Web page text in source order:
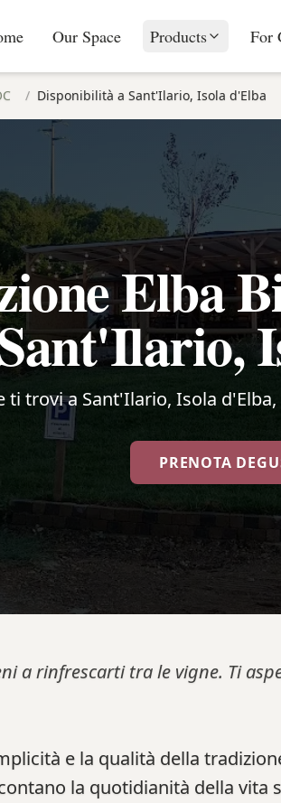
Our Space Products For
/ Disponibilità a Sant'Ilario, Isola d'Elba
Elba
ti trovi a Sant'Ilario, Isola
PRENOTA
a rinfrescarti tra le vigne. Ti
e la qualità della
la quotidianità della